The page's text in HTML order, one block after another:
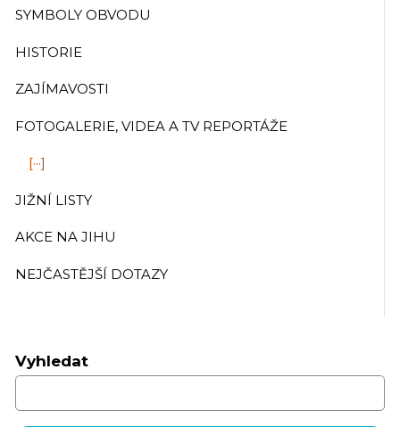
SYMBOLY OBVODU
HISTORIE
ZAJÍMAVOSTI
FOTOGALERIE, VIDEA A TV REPORTÁŽE
[···]
JIŽNÍ LISTY
AKCE NA JIHU
NEJČASTĚJŠÍ DOTAZY
Vyhledat